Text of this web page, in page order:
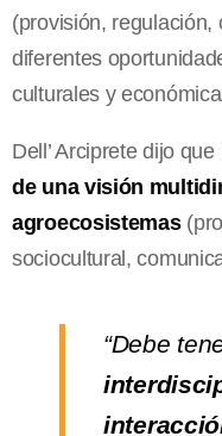
(provisión,
diferentes
culturales y
Dell’ Arciprete dijo que
de una visión
agroecosistemas
sociocultural,
“Debe